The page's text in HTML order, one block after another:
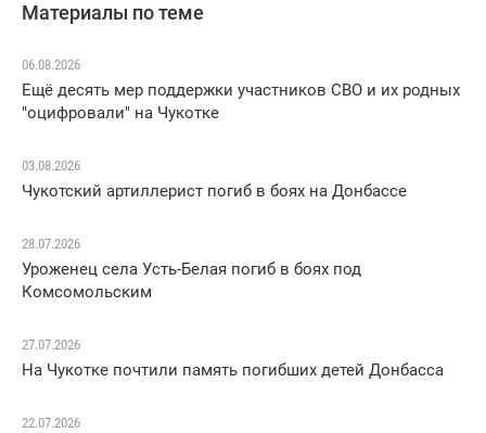
Материалы по теме
06.08.2026
Ещё десять мер поддержки участников СВО и их родных
"оцифровали" на Чукотке
03.08.2026
Чукотский артиллерист погиб в боях на Донбассе
28.07.2026
Уроженец села Усть-Белая погиб в боях под
Комсомольским
27.07.2026
На Чукотке почтили память погибших детей Донбасса
22.07.2026